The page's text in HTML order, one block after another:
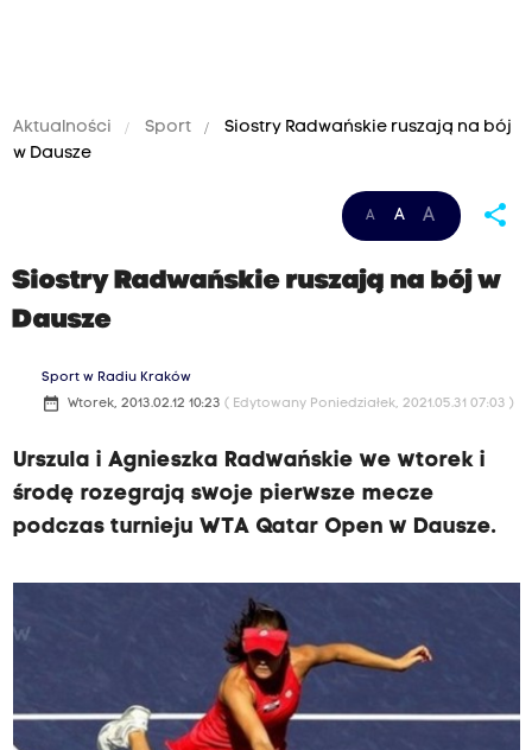
Aktualności Sport
Siostry Radwańskie ruszają na bój
w Dausze
A A A share
Siostry Radwańskie ruszają na bój w
Dausze
Sport w Radiu Kraków
date_range Wtorek, 2013.02.12 10:23 ( Edytowany Poniedziałek, 2021.05.31 07:03 )
Urszula i Agnieszka Radwańskie we wtorek i
środę rozegrają swoje pierwsze mecze
podczas turnieju WTA Qatar Open w Dausze.